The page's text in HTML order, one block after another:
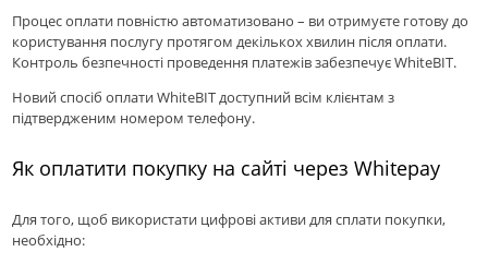
Процес оплати повністю автоматизовано – ви отримуєте готову до
користування послугу протягом декількох хвилин після оплати.
Контроль безпечності проведення платежів забезпечує WhiteBIT.
Новий спосіб оплати WhiteBIT доступний всім клієнтам з
підтвердженим номером телефону.
Як оплатити покупку на сайті через Whitepay
Для того, щоб використати цифрові активи для сплати покупки,
необхідно: